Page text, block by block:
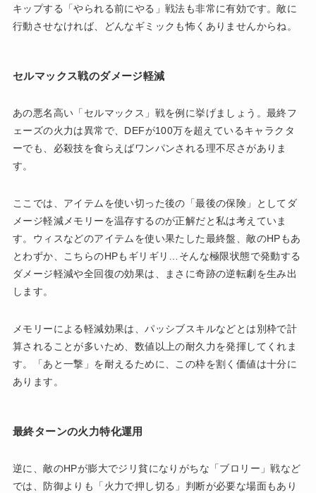
キップする「やられる前にやる」戦法も非常に有効です。敵に
行動させなければ、どんなギミックも怖くありませんからね。
セルマックス戦のダメージ軽減
あの悪名高い「セルマックス」戦を例に挙げましょう。最終フ
ェーズの火力は異常で、DEFが100万を超えているキャラクタ
ーでも、必殺技を食らえばワンパンされる理不尽さがありま
す。
ここでは、アイテムを使い切った後の「最後の保険」としてダ
メージ軽減メモリーを温存するのが正解だと私は考えていま
す。ウィスなどのアイテムを使い果たした最終盤、敵のHPもあ
とわずか、こちらのHPもギリギリ…そんな極限状態で発動する
ダメージ軽減や全回復の効果は、まさに奇跡の逆転劇を生み出
します。
メモリーによる軽減効果は、パッシブスキルなどとは別枠で計
算されることが多いため、数値以上の耐久力を発揮してくれま
す。「あと一撃」を耐えるために、この枠を割く価値は十分に
あります。
最終ターンの火力特化運用
逆に、敵のHPが膨大でジリ貧になりがちな「ブロリー」戦など
では、防御よりも「火力で押し切る」判断が必要な場面もあり